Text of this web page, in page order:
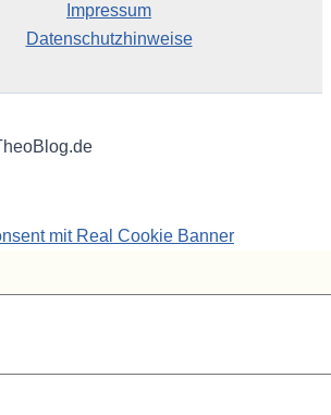
Impressum
Datenschutzhinweise
mit Real Cookie Banner